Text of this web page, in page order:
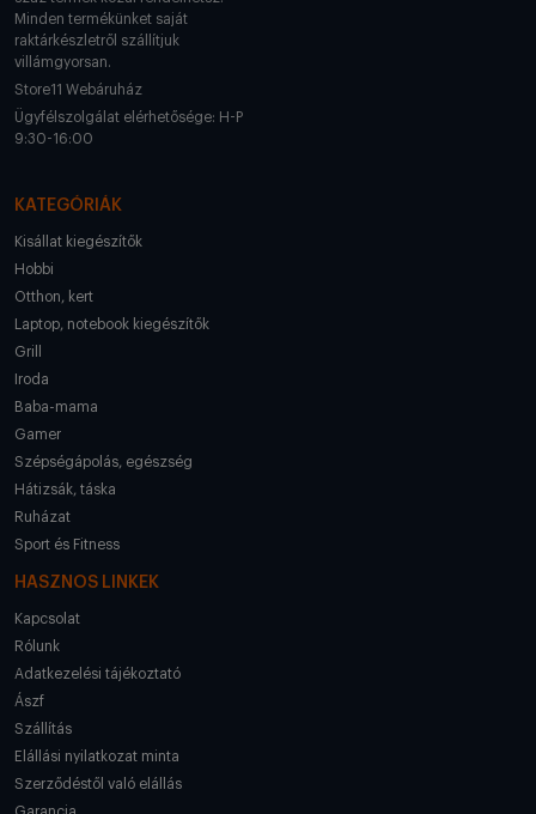
Minden termékünket saját
raktárkészletről szállítjuk
villámgyorsan.
Store11 Webáruház
Ügyfélszolgálat elérhetősége: H-P
9:30-16:00
KATEGÓRIÁK
Kisállat kiegészítők
Hobbi
Otthon, kert
Laptop, notebook kiegészítők
Grill
Iroda
Baba-mama
Gamer
Szépségápolás, egészség
Hátizsák, táska
Ruházat
Sport és Fitness
HASZNOS LINKEK
Kapcsolat
Rólunk
Adatkezelési tájékoztató
Ászf
Szállítás
Elállási nyilatkozat minta
Szerződéstől való elállás